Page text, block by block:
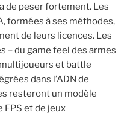
de peser fortement. Les
formées à ses méthodes,
de leurs licences. Les
– du game feel des armes
et battle
dans l’ADN de
resteront un modèle
FPS et de jeux